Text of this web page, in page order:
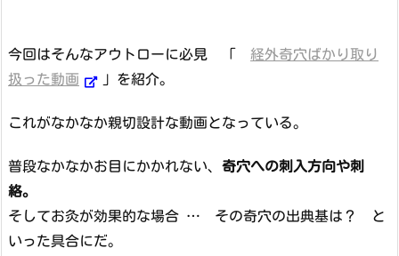
今回はそんなアウトローに必見 「 経外奇穴ばかり取り
扱った動画
」を紹介。
これがなかなか親切設計な動画となっている。
普段なかなかお目にかかれない、 奇穴への刺入方向や刺
絡。
そしてお灸が効果的な場合 … その奇穴の出典基は？ と
いった具合にだ。